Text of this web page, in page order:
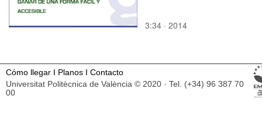
3:34 · 2014
Cómo llegar I Planos I Contacto
Universitat Politècnica de València © 2020 · Tel. (+34) 96 387 70
00